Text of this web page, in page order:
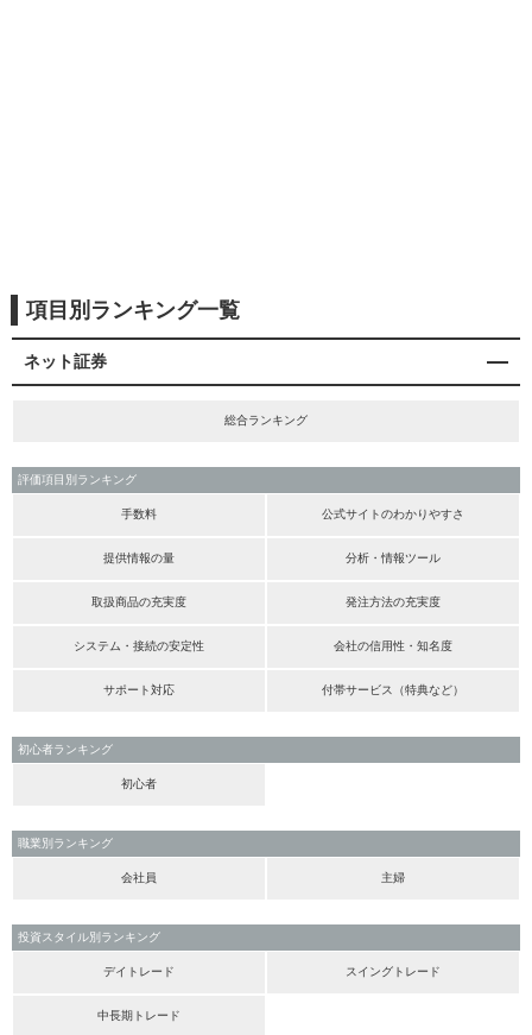
項目別ランキング一覧
ネット証券
総合ランキング
評価項目別ランキング
手数料 公式サイトのわかりやすさ
提供情報の量 分析・情報ツール
取扱商品の充実度 発注方法の充実度
システム・接続の安定性 会社の信用性・知名度
サポート対応 付帯サービス（特典など）
初心者ランキング
初心者
職業別ランキング
会社員 主婦
投資スタイル別ランキング
デイトレード スイングトレード
中長期トレード